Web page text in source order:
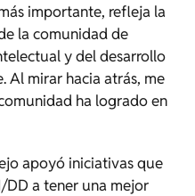
importante, refleja la
la comunidad de
y del desarrollo
Al mirar hacia atrás, me
ha logrado en
apoyó iniciativas que
DD a tener una mejor